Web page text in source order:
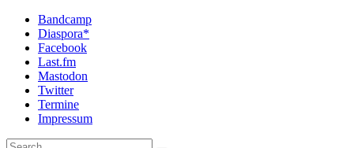
Bandcamp
Diaspora*
Facebook
Last.fm
Mastodon
Twitter
Termine
Impressum